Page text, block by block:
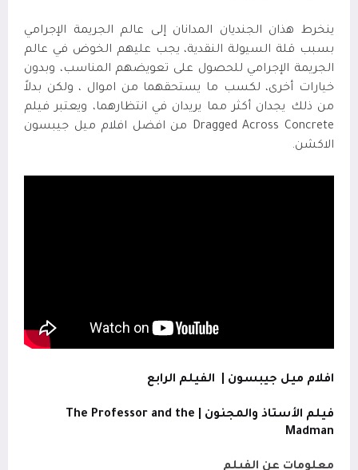
ينخرط هذان الجنديان المدانان إلى عالم الجريمة الإجرامي
بسبب قلة السيولة النقدية، يجب عليهم الخوض في عالم
الجريمة الإجرامي للحصول على تعويضهم المناسب، وبدون
خيارات أخرى، لكسب ما يستحقهما من اموال ، ولكن بدلاً
من ذلك يجدان أكثر مما يريدان في انتظارهما، ويعتبر فيلم
Dragged Across Concrete من افضل افلام ميل جيبسون
الاكشن.
افلام ميل جيبسون | الفيلم الرابع
فيلم الأستاذ والمجنون | The Professor and the
Madman
معلومات عن الفيلم